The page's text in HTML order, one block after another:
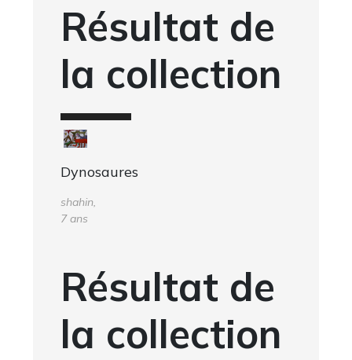
Résultat de
la collection
Dynosaures
shahin,
7 ans
Résultat de
la collection